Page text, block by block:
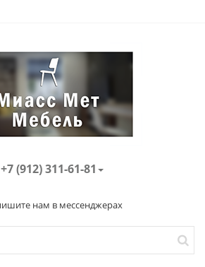
+7 (912) 311-61-81